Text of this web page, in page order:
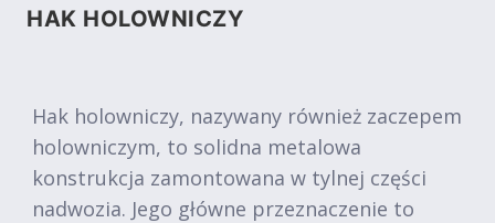
HAK HOLOWNICZY
Hak holowniczy, nazywany również zaczepem
holowniczym, to solidna metalowa
konstrukcja zamontowana w tylnej części
nadwozia. Jego główne przeznaczenie to